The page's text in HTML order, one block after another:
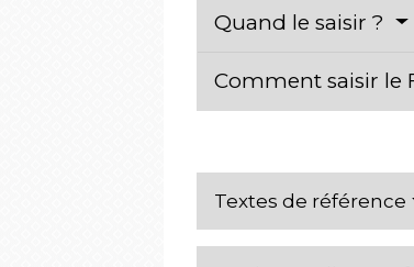
Quand le saisir ?
Comment saisir le
Textes de référence